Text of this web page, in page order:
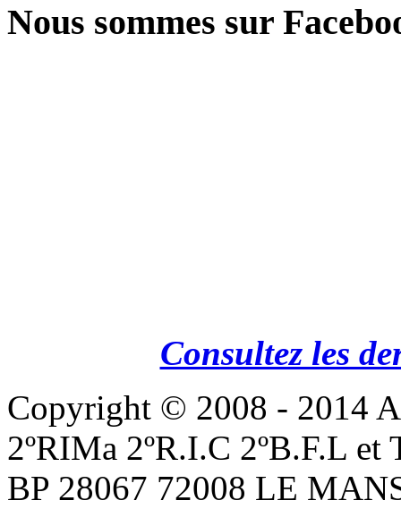
Nous sommes sur
Consultez les
Copyright © 2008 - 2014
2ºRIMa 2ºR.I.C 2ºB.F.L
BP 28067 72008 LE